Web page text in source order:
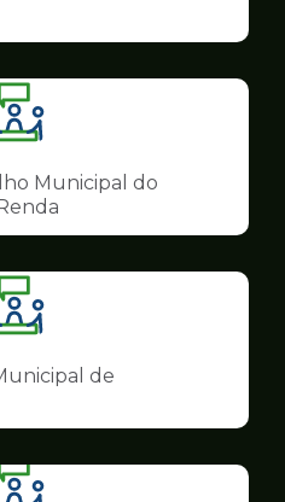
Conselhos
Ilustração
da
pagina
de
Conselhos
Municipal do
Ilustração
da
pagina
Conselhos
de